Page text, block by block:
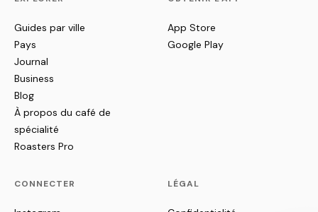
Guides par ville
Pays
Journal
Business
Blog
À propos du café de
spécialité
Roasters Pro
App Store
Google Play
CONNECTER LÉGAL